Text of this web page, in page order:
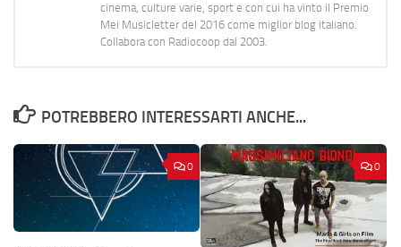
cinema, culture varie, sport e con cui ha vinto il Premio
Mei Musicletter del 2016 come miglior blog italiano.
Collabora con Radiocoop dal 2003.
POTREBBERO INTERESSARTI ANCHE...
0 0